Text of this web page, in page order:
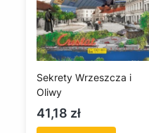
Sekrety Wrzeszcza i
Oliwy
Cena
41,18 zł